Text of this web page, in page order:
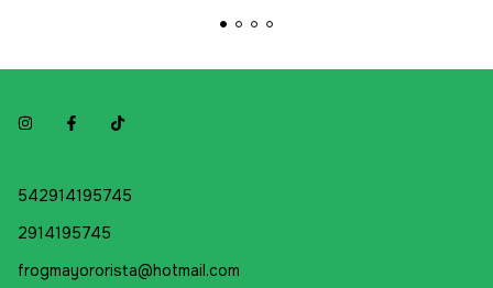
542914195745
2914195745
frogmayororista@hotmail.com